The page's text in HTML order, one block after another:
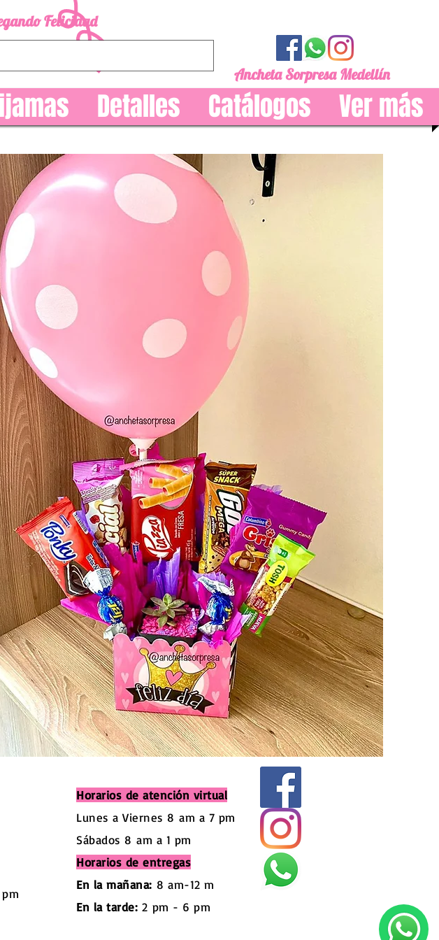
Felicidad
Ancheta Sorpresa Medellín
Detalles Catálogos Ver más
Horarios de atención virtual
Lunes a Viernes 8 am a 7 pm
Sábados 8 am a 1 pm
Horarios de entregas
En la mañana: 8 am-12 m
En la tarde: 2 pm - 6 pm